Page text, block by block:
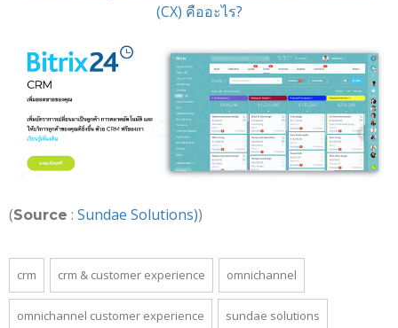
(CX) คืออะไร?
(Source : Sundae Solutions))
crm crm & customer experience omnichannel
omnichannel customer experience sundae solutions